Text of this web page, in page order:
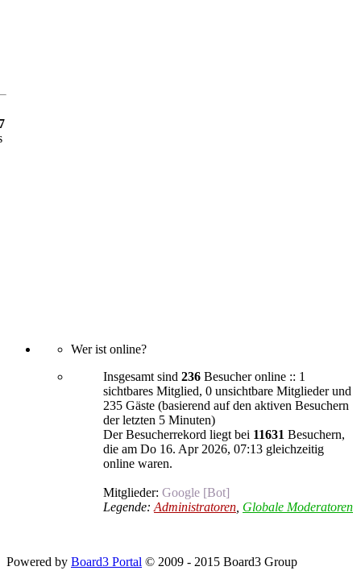
Wer ist online?
Insgesamt sind 236 Besucher online :: 1
sichtbares Mitglied, 0 unsichtbare Mitglieder und
235 Gäste (basierend auf den aktiven Besuchern
der letzten 5 Minuten)
Der Besucherrekord liegt bei 11631 Besuchern,
die am Do 16. Apr 2026, 07:13 gleichzeitig
online waren.
Mitglieder: Google [Bot]
Legende: Administratoren Globale Moderatoren
Powered by Board3 Portal © 2009 - 2015 Board3 Group